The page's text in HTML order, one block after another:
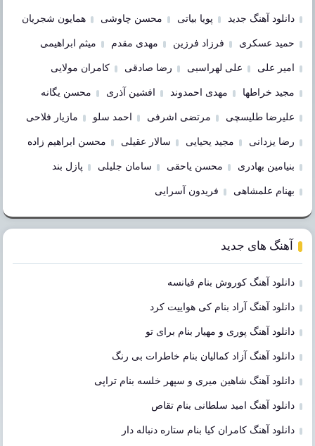
دانلود آهنگ جدید پویا بیاتی محسن چاوشی همایون شجریان
حمید عسکری فرزاد فرزین مهدی مقدم میثم ابراهیمی
امیر علی علی لهراسبی رضا صادقی کامران مولایی
مجید خراطها مهدی احمدوند افشین آذری محسن یگانه
علیرضا طلیسچی مرتضی اشرفی احمد سلو مازیار فلاحی
رضا یزدانی مجید یحیایی سالار عقیلی محسن ابراهیم زاده
بنیامین بهادری محسن یاحقی سامان جلیلی پازل بند
بهنام علمشاهی فریدون آسرایی
آهنگ های جدید
دانلود آهنگ کوروش بنام فیانسه
دانلود آهنگ آراد بنام کی هواییت کرد
دانلود آهنگ پوری و مهیار بنام برای تو
دانلود آهنگ آزاد کمالیان بنام خاطرات بی رنگ
دانلود آهنگ شاهین میری و سپهر خلسه بنام تراپی
دانلود آهنگ امید سلطانی بنام تقاص
دانلود آهنگ کامران کیا بنام ستاره دنباله دار